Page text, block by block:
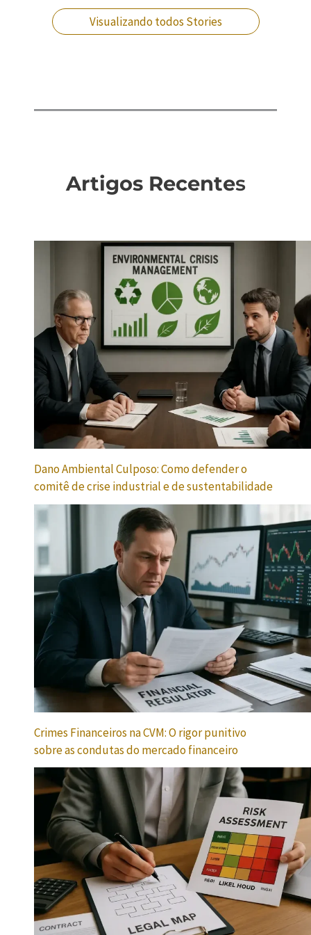
Visualizando todos Stories
Artigos Recentes
Dano Ambiental Culposo: Como defender o
comitê de crise industrial e de sustentabilidade
Crimes Financeiros na CVM: O rigor punitivo
sobre as condutas do mercado financeiro